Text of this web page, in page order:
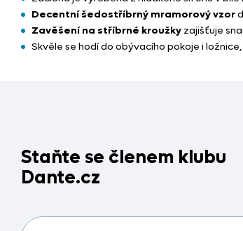
Decentní šedostříbrný mramorový vzor
Zavěšení na stříbrné kroužky zajišťuje
Skvěle se hodí do obývacího pokoje i
Staňte se členem klubu
Dante.cz